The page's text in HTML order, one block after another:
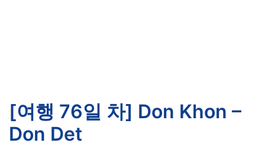
[여행 76일 차] Don Khon –
Don Det